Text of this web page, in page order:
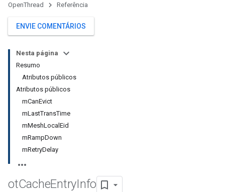
OpenThread Referência
ENVIE COMENTÁRIOS
Nesta página
Resumo
Atributos públicos
Atributos públicos
mCanEvict
mLastTransTime
mMeshLocalEid
mRampDown
mRetryDelay
otCacheEntryInfo